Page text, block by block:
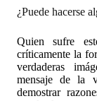
¿Puede hacerse
Quien sufre
críticamente la
verdaderas
mensaje de la
demostrar